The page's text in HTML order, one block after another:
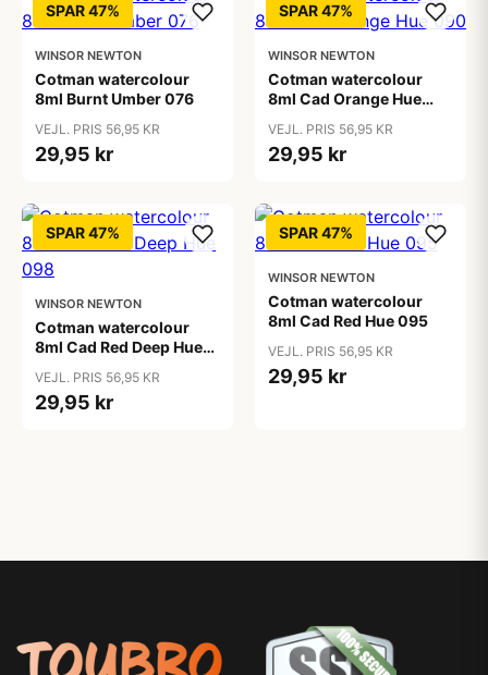
SPAR 47%
WINSOR NEWTON
Cotman watercolour
8ml Burnt Umber 076
VEJL. PRIS 56,95 KR
29,95 kr
SPAR 47%
WINSOR NEWTON
Cotman watercolour
8ml Cad Orange Hue
VEJL. PRIS 56,95 KR
29,95 kr
SPAR 47%
WINSOR NEWTON
Cotman watercolour
8ml Cad Red Deep Hue
VEJL. PRIS 56,95 KR
29,95 kr
SPAR 47%
WINSOR NEWTON
Cotman watercolour
8ml Cad Red Hue 095
VEJL. PRIS 56,95 KR
29,95 kr